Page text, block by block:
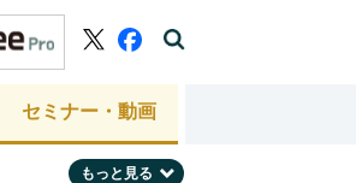
セミナー・動画
もっと見る